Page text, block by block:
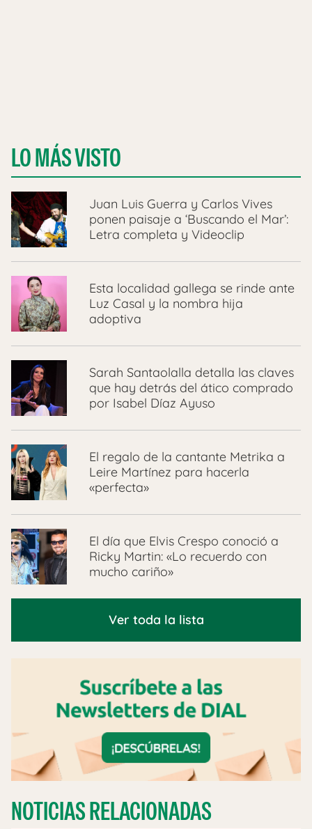
LO MÁS VISTO
Juan Luis Guerra y Carlos Vives
ponen paisaje a ‘Buscando el Mar’:
Letra completa y Videoclip
Esta localidad gallega se rinde ante
Luz Casal y la nombra hija
adoptiva
Sarah Santaolalla detalla las claves
que hay detrás del ático comprado
por Isabel Díaz Ayuso
El regalo de la cantante Metrika a
Leire Martínez para hacerla
«perfecta»
El día que Elvis Crespo conoció a
Ricky Martin: «Lo recuerdo con
mucho cariño»
Ver toda la lista
NOTICIAS RELACIONADAS